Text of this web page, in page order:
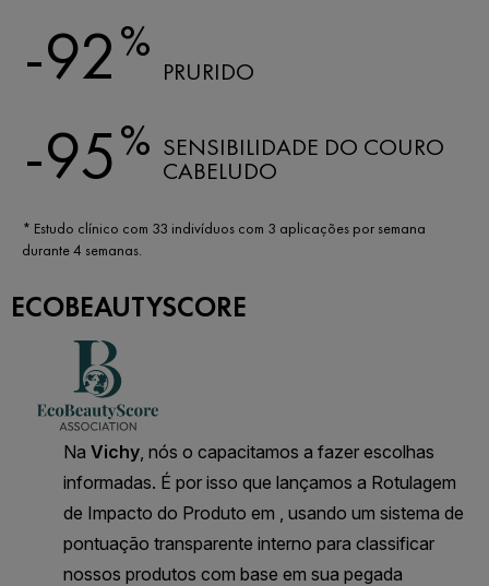
-92%
PRURIDO
-95% SENSIBILIDADE DO COURO
CABELUDO
* Estudo clínico com 33 indivíduos com 3 aplicações por semana
durante 4 semanas.
ECOBEAUTYSCORE